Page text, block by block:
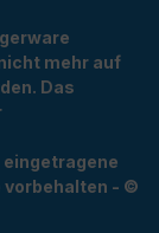
mehr auf
Das
eingetragene
vorbehalten - ©